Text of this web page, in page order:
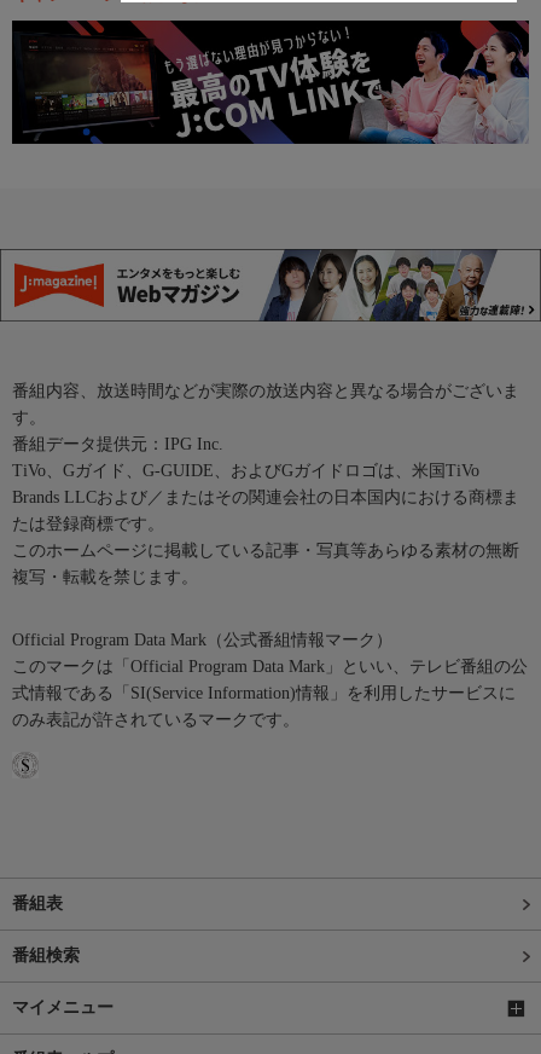
番組内容、放送時間などが実際の放送内容と異なる場合がございま
す。
番組データ提供元：IPG Inc.
TiVo、Gガイド、G-GUIDE、およびGガイドロゴは、米国TiVo
Brands LLCおよび／またはその関連会社の日本国内における商標ま
たは登録商標です。
このホームページに掲載している記事・写真等あらゆる素材の無断
複写・転載を禁じます。
Official Program Data Mark（公式番組情報マーク）
このマークは「Official Program Data Mark」といい、テレビ番組の公
式情報である「SI(Service Information)情報」を利用したサービスに
のみ表記が許されているマークです。
番組表
番組検索
マイメニュー